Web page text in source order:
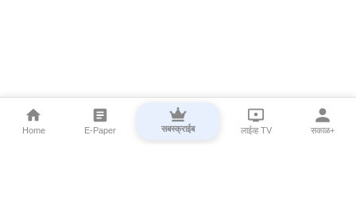
Home E-Paper सबस्क्राईब लाईव्ह TV सकाळ+